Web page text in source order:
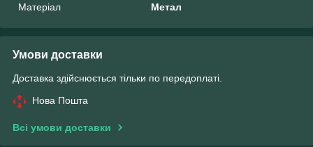
Матеріал
Метал
Умови доставки
Доставка здійснюється тільки по передоплаті.
Нова Пошта
Всі умови доставки